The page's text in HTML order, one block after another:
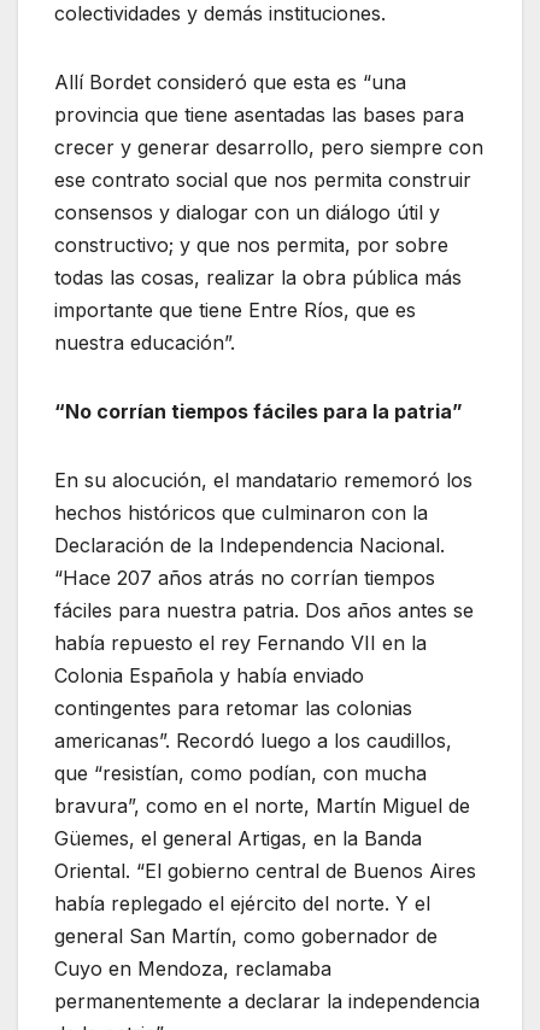
colectividades y demás instituciones.
Allí Bordet consideró que esta es “una
provincia que tiene asentadas las bases para
crecer y generar desarrollo, pero siempre con
ese contrato social que nos permita construir
consensos y dialogar con un diálogo útil y
constructivo; y que nos permita, por sobre
todas las cosas, realizar la obra pública más
importante que tiene Entre Ríos, que es
nuestra educación”.
“No corrían tiempos fáciles para la patria”
En su alocución, el mandatario rememoró los
hechos históricos que culminaron con la
Declaración de la Independencia Nacional.
“Hace 207 años atrás no corrían tiempos
fáciles para nuestra patria. Dos años antes se
había repuesto el rey Fernando VII en la
Colonia Española y había enviado
contingentes para retomar las colonias
americanas”. Recordó luego a los caudillos,
que “resistían, como podían, con mucha
bravura”, como en el norte, Martín Miguel de
Güemes, el general Artigas, en la Banda
Oriental. “El gobierno central de Buenos Aires
había replegado el ejército del norte. Y el
general San Martín, como gobernador de
Cuyo en Mendoza, reclamaba
permanentemente a declarar la independencia